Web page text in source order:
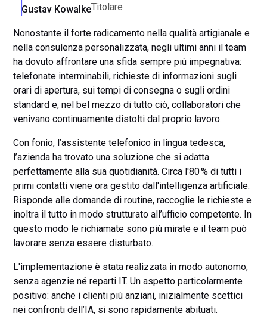
Gustav KowalkeTitolare
Nonostante il forte radicamento nella qualità artigianale e
nella consulenza personalizzata, negli ultimi anni il team
ha dovuto affrontare una sfida sempre più impegnativa:
telefonate interminabili, richieste di informazioni sugli
orari di apertura, sui tempi di consegna o sugli ordini
standard e, nel bel mezzo di tutto ciò, collaboratori che
venivano continuamente distolti dal proprio lavoro.
Con fonio, l’assistente telefonico in lingua tedesca,
l’azienda ha trovato una soluzione che si adatta
perfettamente alla sua quotidianità. Circa l'80 % di tutti i
primi contatti viene ora gestito dall'intelligenza artificiale.
Risponde alle domande di routine, raccoglie le richieste e
inoltra il tutto in modo strutturato all’ufficio competente. In
questo modo le richiamate sono più mirate e il team può
lavorare senza essere disturbato.
L'implementazione è stata realizzata in modo autonomo,
senza agenzie né reparti IT. Un aspetto particolarmente
positivo: anche i clienti più anziani, inizialmente scettici
nei confronti dell’IA, si sono rapidamente abituati.